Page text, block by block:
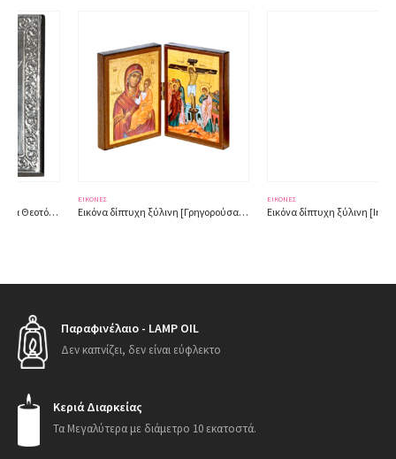
Εικόνα δίπτυχη ξύλινη [Γρηγορούσα – Σταύρωση] 3022G Εικόνα δίπτυχη ξύλινη [Ιησούς Χριστός – Ελευθερώτρια] 3022I
Παραφινέλαιο - LAMP OIL
Δεν καπνίζει, δεν είναι εύφλεκτο
Κεριά Διαρκείας
Τα Μεγαλύτερα με διάμετρο 10 εκατοστά.